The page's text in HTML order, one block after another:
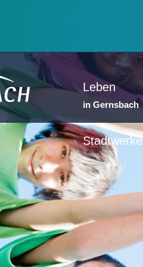
Leben
in Gernsbach
Stadtwerke